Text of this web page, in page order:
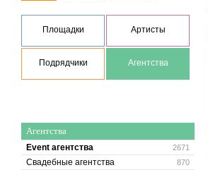
Площадки Артисты
Подрядчики Агентства
Агентства
2671
Event агентства
870
Свадебные агентства